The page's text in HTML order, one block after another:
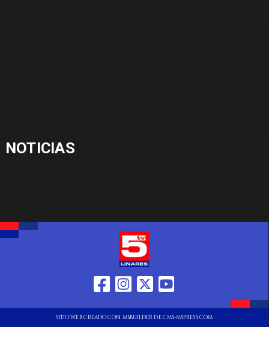
NOTICIAS
SITIO WEB CREADO CON MSBUILDER DE CMS-MSPRESS.COM